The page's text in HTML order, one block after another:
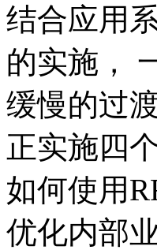
结合应用
的实施，
缓慢的过
正实施四
如何使用
优化内部